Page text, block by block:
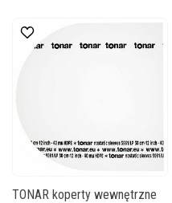
TONAR koperty wewnętrzne